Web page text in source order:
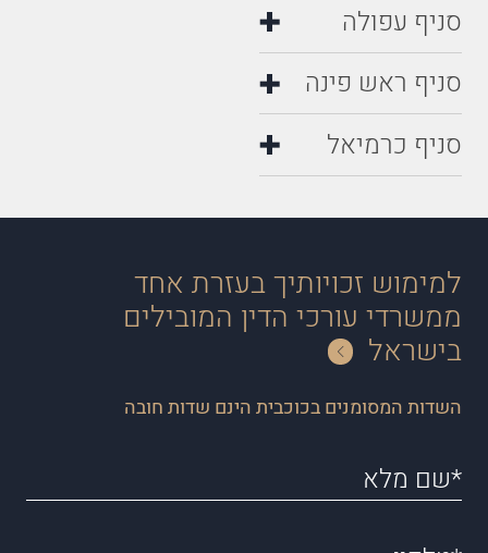
סניף עפולה
סניף ראש פינה
סניף כרמיאל
למימוש זכויותיך בעזרת אחד
ממשרדי עורכי הדין המובילים
בישראל
השדות המסומנים בכוכבית הינם שדות חובה